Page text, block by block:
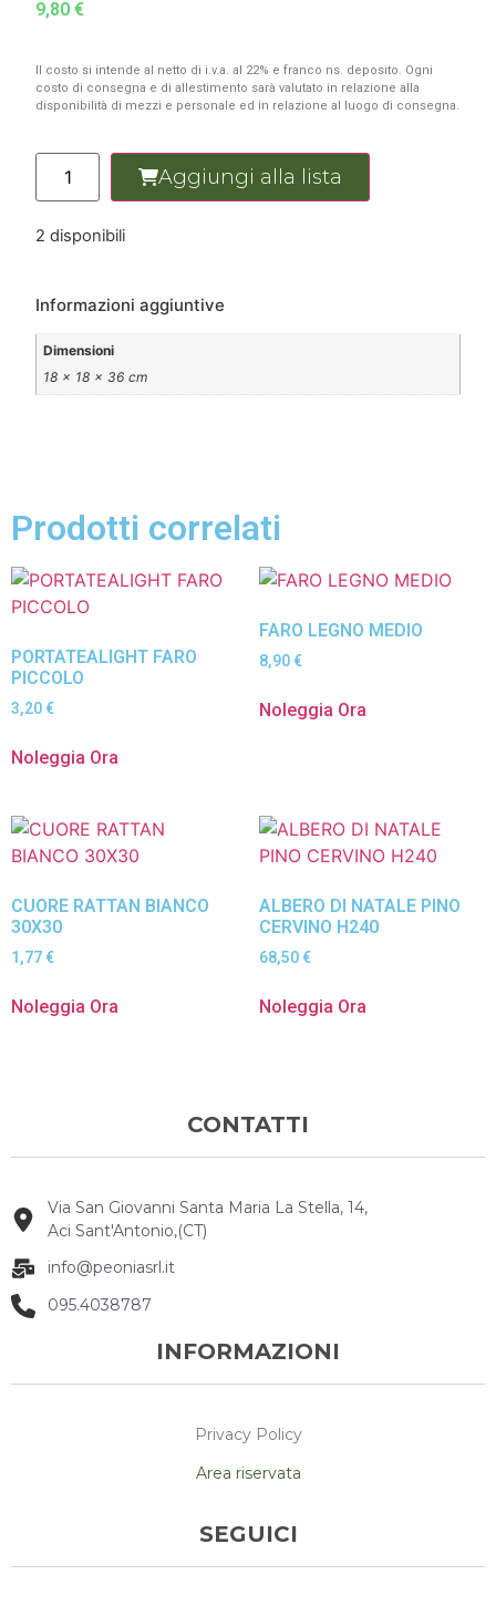
9,80 €
Il costo si intende al netto di i.v.a. al 22% e franco ns. deposito. Ogni
costo di consegna e di allestimento sarà valutato in relazione alla
disponibilità di mezzi e personale ed in relazione al luogo di consegna.
Aggiungi alla lista
2 disponibili
Informazioni aggiuntive
Dimensioni
18 × 18 × 36 cm
Prodotti correlati
PORTATEALIGHT FARO
PICCOLO
3,20 €
Noleggia Ora
FARO LEGNO MEDIO
8,90 €
Noleggia Ora
CUORE RATTAN BIANCO
30X30
1,77 €
Noleggia Ora
ALBERO DI NATALE PINO
CERVINO H240
68,50 €
Noleggia Ora
CONTATTI
Via San Giovanni Santa Maria La Stella, 14,
Aci Sant'Antonio,(CT)
info@peoniasrl.it
095.4038787
INFORMAZIONI
Privacy Policy
Area riservata
SEGUICI